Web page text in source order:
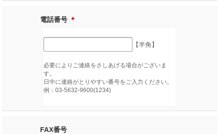
電話番号 ＊
【半角】
必要によりご連絡をさしあげる場合がございま
す。
日中に連絡がとりやすい番号をご入力ください。
例：03-5632-9600(1234)
FAX番号